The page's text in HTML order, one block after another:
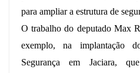
para ampliar a estrutura de
O trabalho do deputado Max
exemplo, na implantação
Segurança em Jaciara,